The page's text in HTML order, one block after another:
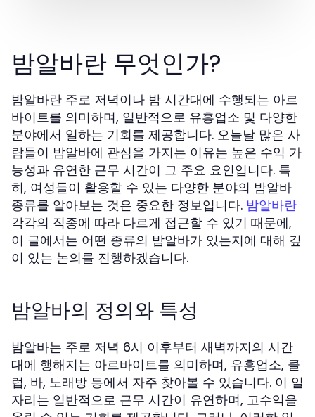
밤알바란 무엇인가?
밤알바란 주로 저녁이나 밤 시간대에 수행되는 아르
바이트를 의미하며, 일반적으로 유흥업소 및 다양한
분야에서 일하는 기회를 제공합니다. 오늘날 많은 사
람들이 밤알바에 관심을 가지는 이유는 높은 수익 가
능성과 유연한 근무 시간이 그 주요 요인입니다. 특
히, 여성들이 활용할 수 있는 다양한 분야의 밤알바
종류를 알아보는 것은 중요한 정보입니다. 밤알바란
각각의 직종에 따라 다르게 접근할 수 있기 때문에,
이 글에서는 어떤 종류의 밤알바가 있는지에 대해 깊
이 있는 논의를 진행하겠습니다.
밤알바의 정의와 특성
밤알바는 주로 저녁 6시 이후부터 새벽까지의 시간
대에 행해지는 아르바이트를 의미하며, 유흥업소, 클
럽, 바, 노래방 등에서 자주 찾아볼 수 있습니다. 이 일
자리는 일반적으로 근무 시간이 유연하며, 고수익을